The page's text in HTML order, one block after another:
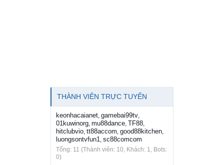
THÀNH VIÊN TRỰC TUYẾN
keonhacaianet gamebai99tv
01kuwinorg mu88dance TF88
hitclubvio tt88accom good88kitchen
luongsontvfun1 sc88comcom
Tổng: 11 (Thành viên: 10, Khách: 1, Bots:
0)